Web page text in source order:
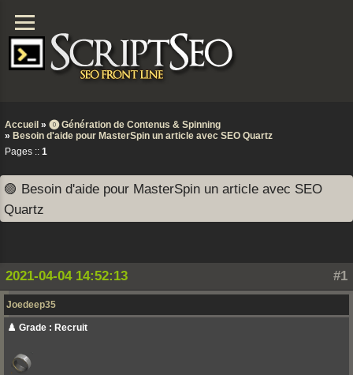
Accueil » ⓿ Génération de Contenus & Spinning
» Besoin d'aide pour MasterSpin un article avec SEO Quartz
Pages :: 1
🟣 Besoin d'aide pour MasterSpin un article avec SEO
Quartz
#1
2021-04-04 14:52:13
Joedeep35
♟️ Grade : Recruit